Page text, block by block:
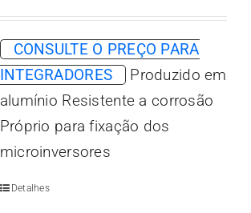
CONSULTE O PREÇO PARA
INTEGRADORES
Produzido em
alumínio Resistente a corrosão
Próprio para fixação dos
microinversores
Detalhes